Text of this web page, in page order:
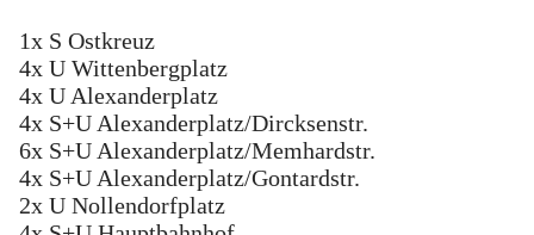
1x S Ostkreuz
4x U Wittenbergplatz
4x U Alexanderplatz
4x S+U Alexanderplatz/Dircksenstr.
6x S+U Alexanderplatz/Memhardstr.
4x S+U Alexanderplatz/Gontardstr.
2x U Nollendorfplatz